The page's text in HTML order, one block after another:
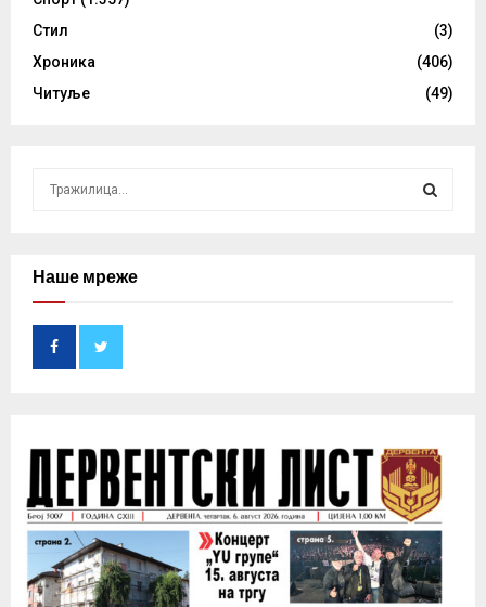
Стил
(3)
Хроника
(406)
Читуље
(49)
c
H
Наше мреже